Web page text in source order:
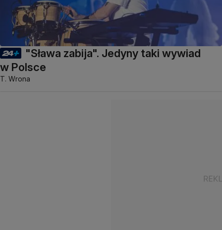
"Sława zabija". Jedyny taki wywiad
w Polsce
T. Wrona